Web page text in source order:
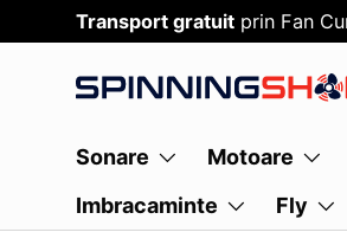
SARI PESTE CONTENT
Transport gratuit prin Fan
Sonare Motoare
Imbracaminte
Fly